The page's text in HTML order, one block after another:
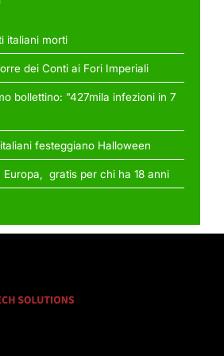
italiani morti
dei Conti ai Fori Imperiali
bollettino: "427mila infezioni in 7
festeggiano Halloween
Europa, gratis per chi ha 18 anni